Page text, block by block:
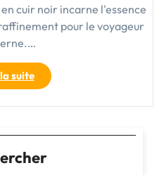
cuir noir incarne l'essence
pour le voyageur
suite"Élégance
intemporelle
:
Sac
de
Voyage